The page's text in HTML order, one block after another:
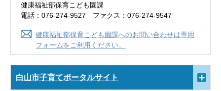
健康福祉部保育こども園課
電話：076-274-9527 ファクス：076-274-9547
健康福祉部保育こども園課へのお問い合わせは専用
フォームをご利用ください。
白山市子育てポータルサイト